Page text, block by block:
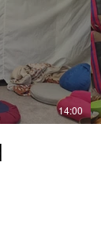
14:00